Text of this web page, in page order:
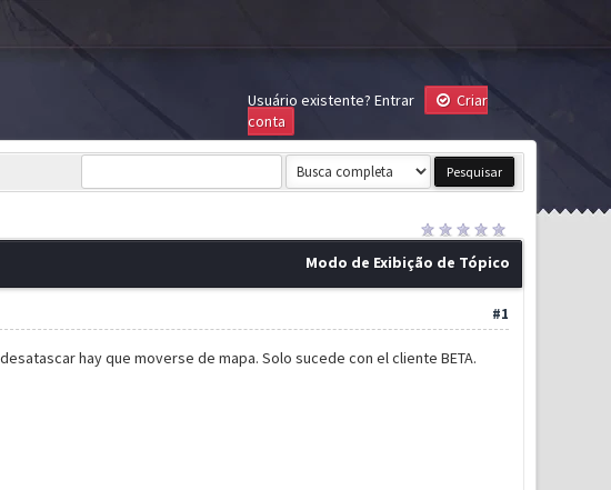
Usuário existente? Entrar
Criar
conta
Modo de Exibição de Tópico
#1
hay que moverse de mapa. Solo sucede con el cliente BETA.